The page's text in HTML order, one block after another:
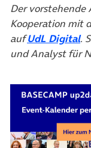
Der vorstehende
Kooperation mit
aufUdL Digital.
und Analyst für